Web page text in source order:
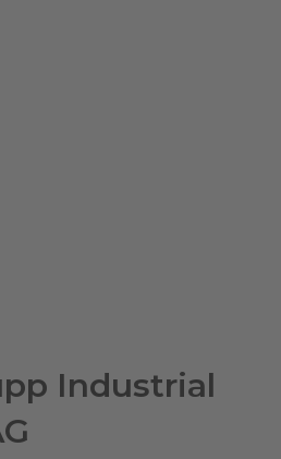
Industrial